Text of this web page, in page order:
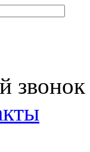
звонок